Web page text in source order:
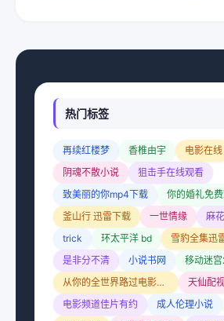
热门标签
再续红楼梦 香椎由宇
电影在线
阴魂不散小说
狙击手在线观看
致美丽的你mp4下载
釜山行 迅雷下载
一世情缘
麻
trick
环太平洋 bd 雪豹全集迅
是非分不清
小说书网
移动迷
从你的全世界路过电影下载
天仙配
电影频道佳片有约
成人伦理小说